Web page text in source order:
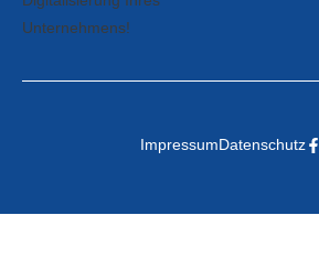
ImpressumDatenschutz